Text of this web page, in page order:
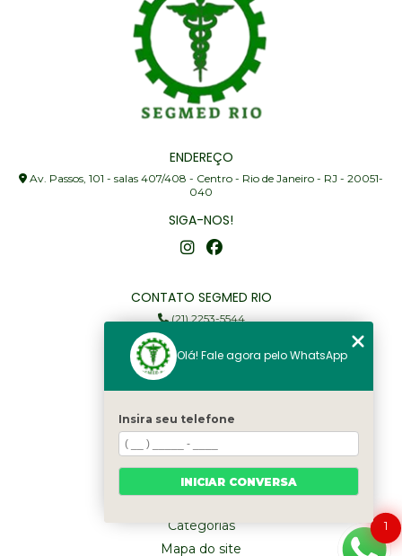
ENDEREÇO
Av. Passos, 101 - salas 407/408 - Centro - Rio de Janeiro - RJ - 20051-
040
SIGA-NOS!
CONTATO SEGMED RIO
(21) 2253-5544
(21) 97905-3352
segmed@segmedrio.com.br
Home
Institucional
Serviços
Categorias
Mapa do site
1
Olá! Fale agora pelo WhatsApp
Insira seu telefone
INICIAR CONVERSA